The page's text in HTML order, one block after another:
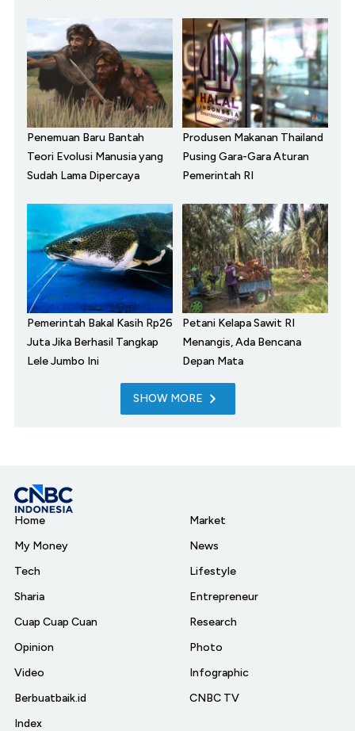
Penemuan Baru Bantah
Teori Evolusi Manusia yang
Sudah Lama Dipercaya
Produsen Makanan Thailand
Pusing Gara-Gara Aturan
Pemerintah RI
Pemerintah Bakal Kasih Rp26
Juta Jika Berhasil Tangkap
Lele Jumbo Ini
Petani Kelapa Sawit RI
Menangis, Ada Bencana
Depan Mata
SHOW MORE
Home
My Money
Tech
Sharia
Cuap Cuap Cuan
Opinion
Video
Berbuatbaik.id
Index
Market
News
Lifestyle
Entrepreneur
Research
Photo
Infographic
CNBC TV